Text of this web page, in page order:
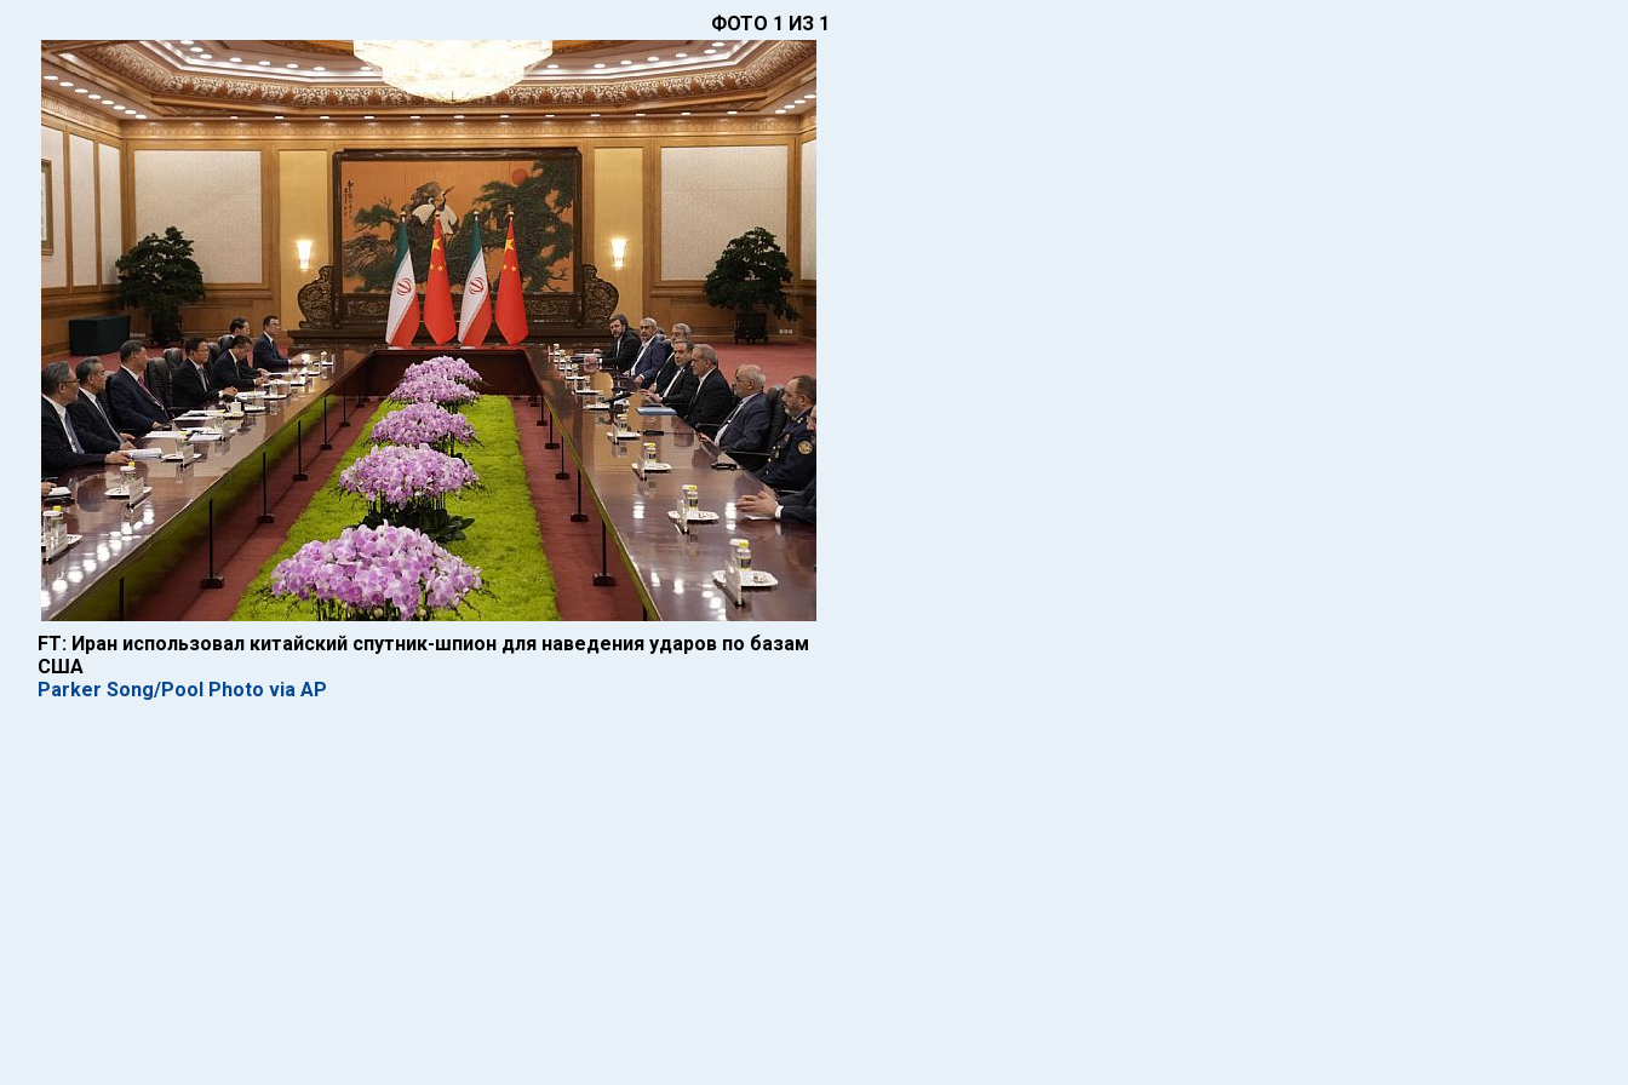
ФОТО 1 ИЗ 1
FT: Иран использовал китайский спутник-шпион для наведения ударов по базам
США
Parker Song/Pool Photo via AP